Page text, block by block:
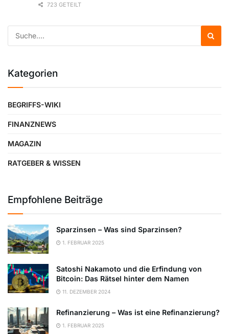
723 GETEILT
Kategorien
BEGRIFFS-WIKI
FINANZNEWS
MAGAZIN
RATGEBER & WISSEN
Empfohlene Beiträge
Sparzinsen – Was sind Sparzinsen?
1. FEBRUAR 2025
Satoshi Nakamoto und die Erfindung von
Bitcoin: Das Rätsel hinter dem Namen
11. DEZEMBER 2024
Refinanzierung – Was ist eine Refinanzierung?
1. FEBRUAR 2025